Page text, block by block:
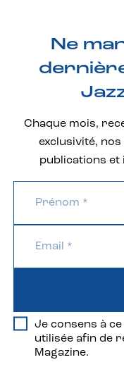
Ne
Chaque mois,
exclusivité,
publications
Je consens à
utilisée afin de
Magazine.